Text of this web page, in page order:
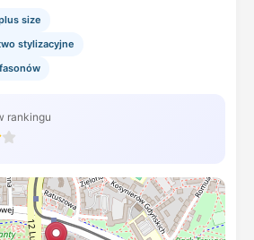
size
stylizacyjne
rankingu